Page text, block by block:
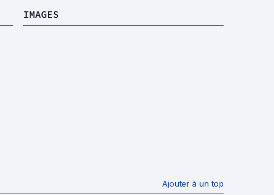
IMAGES
Ajouter à un top